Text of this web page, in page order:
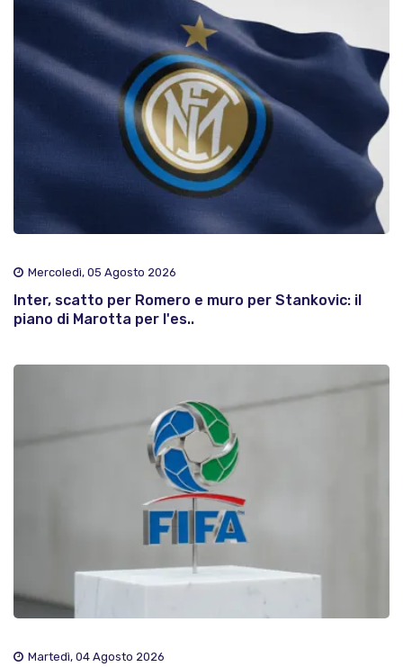
Mercoledì, 05 Agosto 2026
Inter, scatto per Romero e muro per Stankovic: il
piano di Marotta per l'es..
Martedì, 04 Agosto 2026